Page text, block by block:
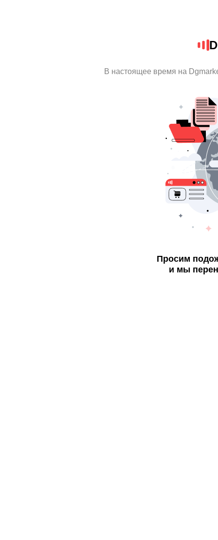
В настоящее время на
Просим
и мы